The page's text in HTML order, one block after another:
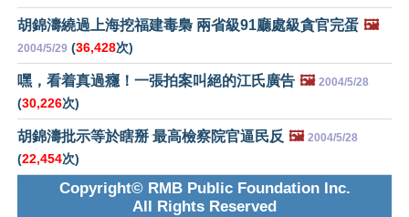
胡錦濤繞過上海挖福建毒梟 兩省級91廳處級貪官完蛋 🖼️
2004/5/29 (36,428次)
嘿，看着真過癮！一張拍案叫絕的江氏廣告 🖼️ 2004/5/28
(30,226次)
胡錦濤批示等於瞎掰 最高檢察院官逼民反 🖼️ 2004/5/28
(22,454次)
Copyright© RMB Public Foundation Inc.
All Rights Reserved